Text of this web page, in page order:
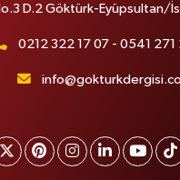
D.2 Göktürk-Eyüpsultan/
0212 322 17 07 - 0541